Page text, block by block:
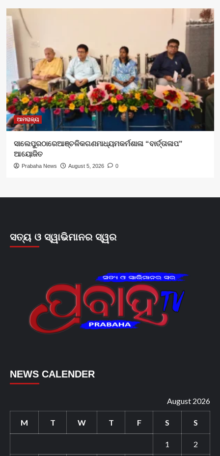
ଆମରାଜ୍ୟ
ସାଲେପୁରଠାରେଆଞ୍ଚଳିକଗଣମାଧ୍ୟମକର୍ମଶାଳା “ବାର୍ତ୍ତାଳାପ”
ଆୟୋଜିତ
Prabaha News August 5, 2026 0
ସତ୍ୟ ଓ ସ୍ୱାଭିମାନର ସ୍ୱର
NEWS CALENDER
August 2026
M T W T F S S
1 2